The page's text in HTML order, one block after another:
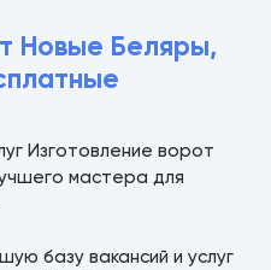
Новые Беляры,
Изготовление ворот
мастера для
базу вакансий и услуг